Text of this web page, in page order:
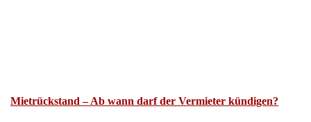
Mietrückstand – Ab wann darf der Vermieter kündigen?